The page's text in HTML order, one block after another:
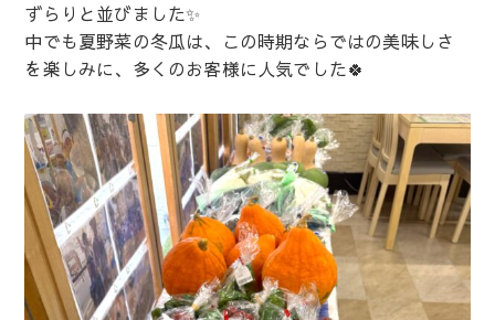
ずらりと並びました✨
中でも夏野菜の冬瓜は、この時期ならではの美味しさ
を楽しみに、多くのお客様に人気でした🍀